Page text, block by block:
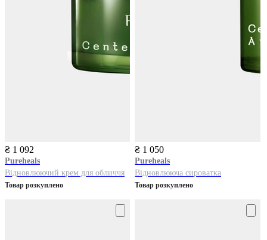
₴ 1 092
Pureheals
Відновлюючий крем для обличчя
Товар розкуплено
₴ 1 050
Pureheals
Відновлююча сироватка
Товар розкуплено